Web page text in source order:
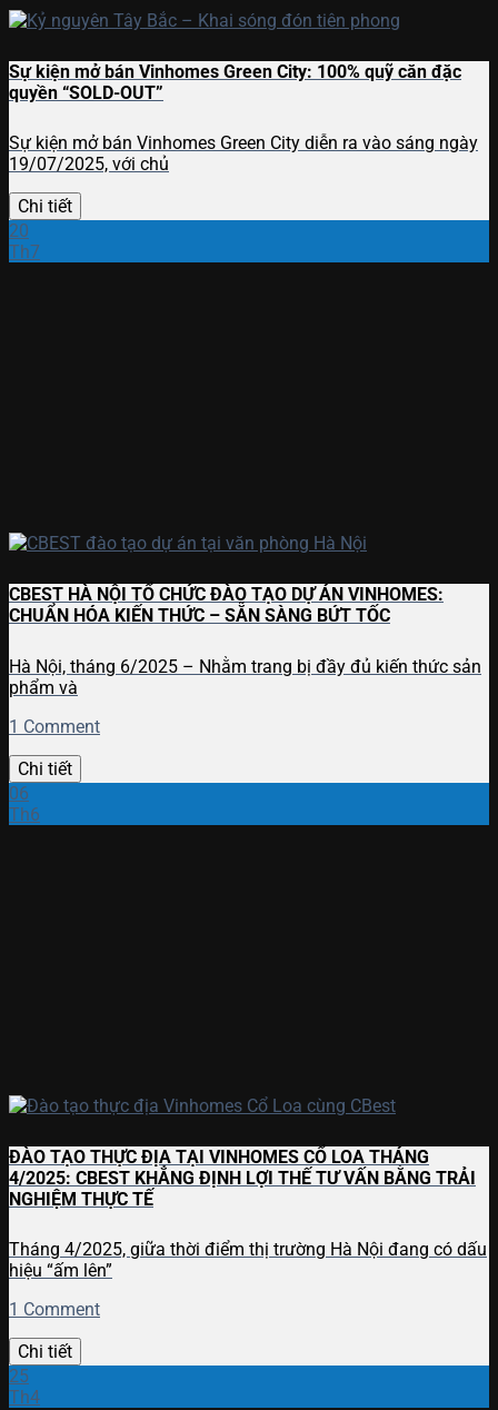
Sự kiện mở bán Vinhomes Green City: 100% quỹ căn đặc
quyền “SOLD-OUT”
Sự kiện mở bán Vinhomes Green City diễn ra vào sáng ngày
19/07/2025, với chủ
Chi tiết
20
Th7
CBEST HÀ NỘI TỔ CHỨC ĐÀO TẠO DỰ ÁN VINHOMES:
CHUẨN HÓA KIẾN THỨC – SẴN SÀNG BỨT TỐC
Hà Nội, tháng 6/2025 – Nhằm trang bị đầy đủ kiến thức sản
phẩm và
1 Comment
Chi tiết
06
Th6
ĐÀO TẠO THỰC ĐỊA TẠI VINHOMES CỔ LOA THÁNG
4/2025: CBEST KHẲNG ĐỊNH LỢI THẾ TƯ VẤN BẰNG TRẢI
NGHIỆM THỰC TẾ
Tháng 4/2025, giữa thời điểm thị trường Hà Nội đang có dấu
hiệu “ấm lên”
1 Comment
Chi tiết
25
Th4